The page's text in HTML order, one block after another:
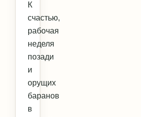
К
счастью,
рабочая
неделя
позади
и
орущих
баранов
в